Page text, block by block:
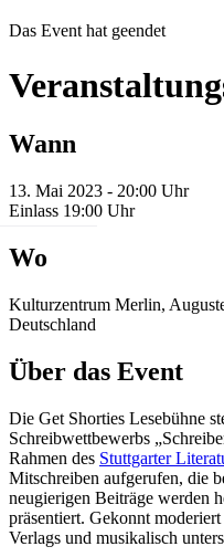
Das Event hat geendet
Wann
13. Mai 2023 - 20:00 Uhr
Einlass 19:00 Uhr
Wo
Kulturzentrum Merlin,
Deutschland
Über das Event
Die Get Shorties Lesebühne
Schreibwettbewerbs
Rahmen des Stuttgarter
Mitschreiben aufgerufen, die
neugierigen Beiträge werden
präsentiert. Gekonnt
Verlags und musikalisch